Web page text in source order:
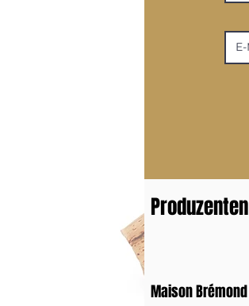
Produzenten
Maison Brémond